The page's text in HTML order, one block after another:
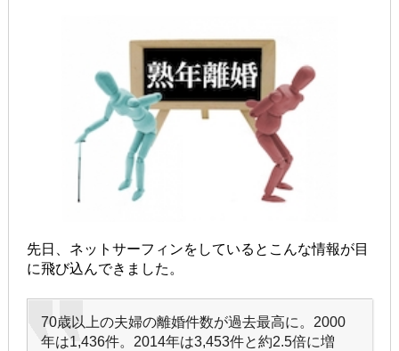
先日、ネットサーフィンをしているとこんな情報が目
に飛び込んできました。
70歳以上の夫婦の離婚件数が過去最高に。 2000
年は1,436件。 2014年は3,453件と約2.5倍に増